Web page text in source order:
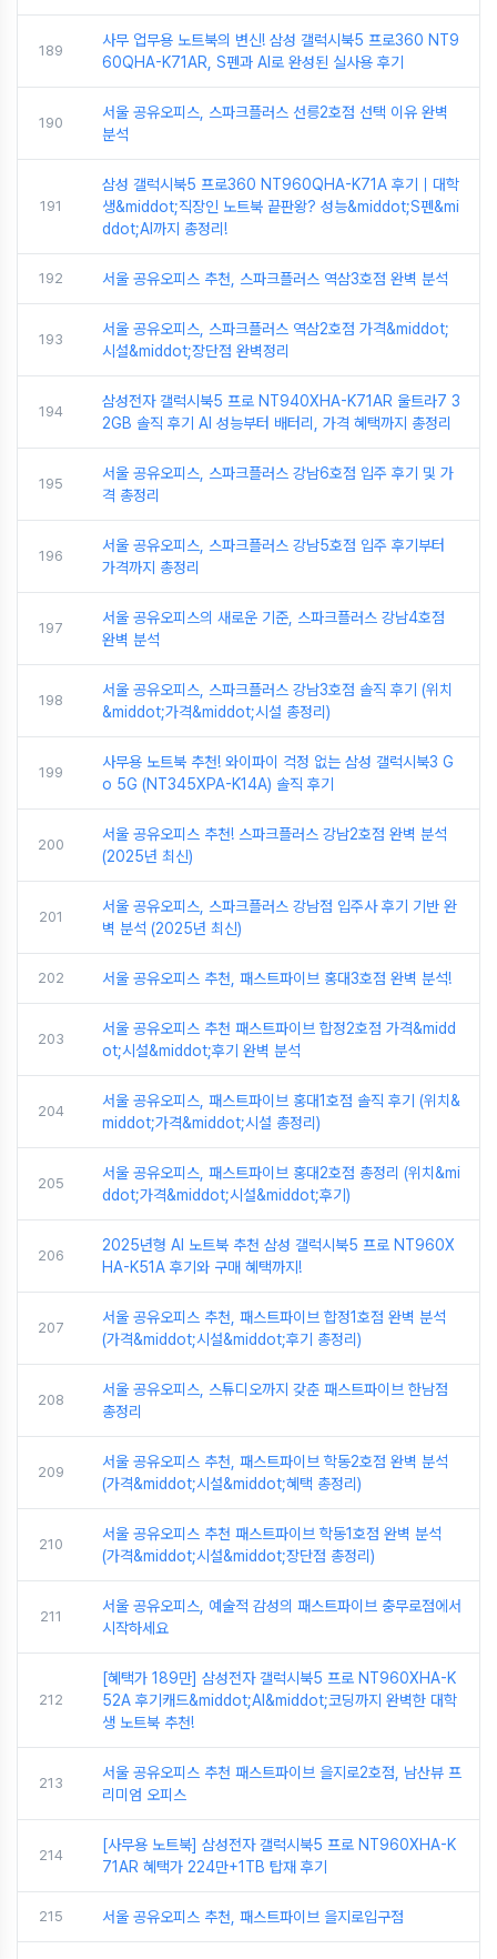
189
사무 업무용 노트북의 변신! 삼성 갤럭시북5 프로360 NT9
60QHA-K71AR, S펜과 AI로 완성된 실사용 후기
190
서울 공유오피스, 스파크플러스 선릉2호점 선택 이유 완벽
분석
191
삼성 갤럭시북5 프로360 NT960QHA-K71A 후기｜대학
생&middot;직장인 노트북 끝판왕? 성능&middot;S펜&mi
ddot;AI까지 총정리!
192 서울 공유오피스 추천, 스파크플러스 역삼3호점 완벽 분석
193
서울 공유오피스, 스파크플러스 역삼2호점 가격&middot;
시설&middot;장단점 완벽정리
194
삼성전자 갤럭시북5 프로 NT940XHA-K71AR 울트라7 3
2GB 솔직 후기 AI 성능부터 배터리, 가격 혜택까지 총정리
195
서울 공유오피스, 스파크플러스 강남6호점 입주 후기 및 가
격 총정리
196
서울 공유오피스, 스파크플러스 강남5호점 입주 후기부터
가격까지 총정리
197
서울 공유오피스의 새로운 기준, 스파크플러스 강남4호점
완벽 분석
198
서울 공유오피스, 스파크플러스 강남3호점 솔직 후기 (위치
&middot;가격&middot;시설 총정리)
199
사무용 노트북 추천! 와이파이 걱정 없는 삼성 갤럭시북3 G
o 5G (NT345XPA-K14A) 솔직 후기
200
서울 공유오피스 추천! 스파크플러스 강남2호점 완벽 분석
(2025년 최신)
201
서울 공유오피스, 스파크플러스 강남점 입주사 후기 기반 완
벽 분석 (2025년 최신)
202 서울 공유오피스 추천, 패스트파이브 홍대3호점 완벽 분석!
203
서울 공유오피스 추천 패스트파이브 합정2호점 가격&midd
ot;시설&middot;후기 완벽 분석
204
서울 공유오피스, 패스트파이브 홍대1호점 솔직 후기 (위치&
middot;가격&middot;시설 총정리)
205
서울 공유오피스, 패스트파이브 홍대2호점 총정리 (위치&mi
ddot;가격&middot;시설&middot;후기)
206
2025년형 AI 노트북 추천 삼성 갤럭시북5 프로 NT960X
HA-K51A 후기와 구매 혜택까지!
207
서울 공유오피스 추천, 패스트파이브 합정1호점 완벽 분석
(가격&middot;시설&middot;후기 총정리)
208
서울 공유오피스, 스튜디오까지 갖춘 패스트파이브 한남점
총정리
209
서울 공유오피스 추천, 패스트파이브 학동2호점 완벽 분석
(가격&middot;시설&middot;혜택 총정리)
210
서울 공유오피스 추천 패스트파이브 학동1호점 완벽 분석
(가격&middot;시설&middot;장단점 총정리)
211
서울 공유오피스, 예술적 감성의 패스트파이브 충무로점에서
시작하세요
212
[혜택가 189만] 삼성전자 갤럭시북5 프로 NT960XHA-K
52A 후기캐드&middot;AI&middot;코딩까지 완벽한 대학
생 노트북 추천!
213
서울 공유오피스 추천 패스트파이브 을지로2호점, 남산뷰 프
리미엄 오피스
214
[사무용 노트북] 삼성전자 갤럭시북5 프로 NT960XHA-K
71AR 혜택가 224만+1TB 탑재 후기
215 서울 공유오피스 추천, 패스트파이브 을지로입구점